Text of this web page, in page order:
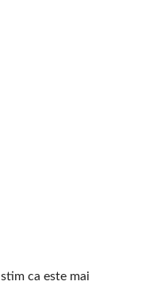
ca este mai